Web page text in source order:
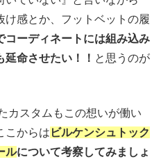
け感とか、フットベットの履
コーディネートには組み込み
命させたい！！ と思うのが
カスタムもこの想いが働い
こからは ビルケンシュトック
ルについて考察してみましょ